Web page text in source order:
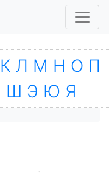
К Л М Н О П
Ш Э Ю Я